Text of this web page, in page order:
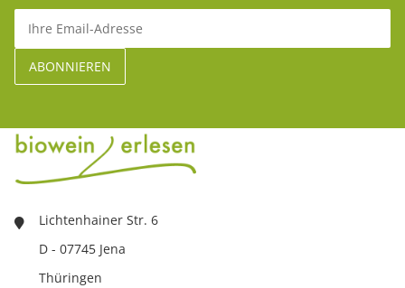
Lichtenhainer Str. 6
D - 07745 Jena
Thüringen